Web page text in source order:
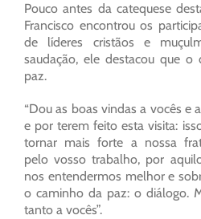
Pouco antes da catequese
Francisco encontrou os
de líderes cristãos e
saudação, ele destacou que
paz.
“Dou as boas vindas a vocês e
e por terem feito esta visita:
tornar mais forte a nossa
pelo vosso trabalho, por
nos entendermos melhor e
o caminho da paz: o diálogo.
tanto a vocês”.